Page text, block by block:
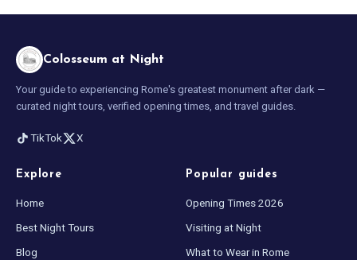
Colosseum at Night
Your guide to experiencing Rome's greatest monument after dark —
curated night tours, verified opening times, and travel guides.
TikTok X
Explore
Home
Best Night Tours
Blog
Popular guides
Opening Times 2026
Visiting at Night
What to Wear in Rome